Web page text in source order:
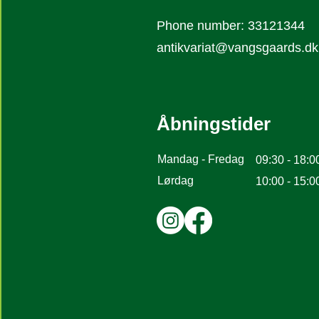
Phone number: 33121344
antikvariat@vangsgaards.dk
Åbningstider
09:30 -
Mandag - Fredag
10:00 -
Lørdag